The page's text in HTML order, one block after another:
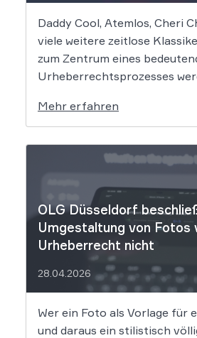
Daddy Cool, Atemlos, Cheri
viele weitere zeitlose
zum Zentrum eines
Urheberrechtsprozesses
will die Rechte ihrer
Dem Unternehmen hinter
Musik-App werden massive
Urheberrechtsverletzungen
Mehr erfahren
OLG Düsseldorf
Umgestaltung von Fotos
Urheberrecht nicht
28.04.2026
Wer ein Foto als Vorlage für
und daraus ein stilistisch